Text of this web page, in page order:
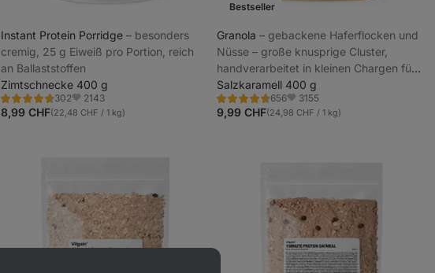
Instant Protein Porridge ⁠–⁠ besonders
cremig, 25 g Eiweiß pro Portion, reich
an Ballaststoffen
Zimtschnecke 400 g
302
Bewertung
4.7/5,
302
Favoriten
2143
8,99 CHF(22,48 CHF / 1 kg)
Bestseller
Granola ⁠–⁠ gebackene Haferflocken und
Nüsse – große knusprige Cluster,
handverarbeitet in kleinen Chargen für
maximale Frische, gluten- und
zuckerfrei
Salzkaramell 400 g
656
Bewertung
4.7/5,
656
Favoriten
3155
9,99 CHF(24,98 CHF / 1 kg)